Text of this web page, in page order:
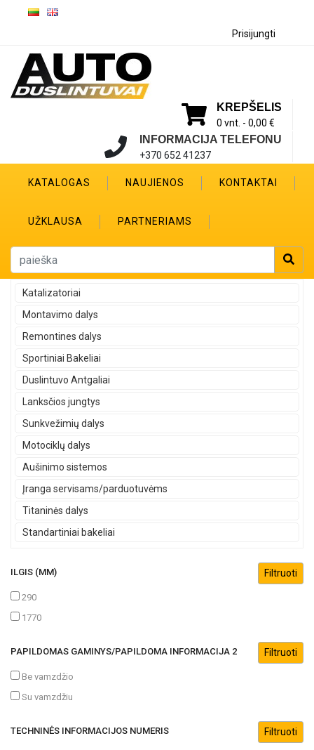
Prisijungti
KREPŠELIS
0 vnt. - 0,00 €
INFORMACIJA TELEFONU
+370 652 41237
KATALOGAS NAUJIENOS KONTAKTAI
UŽKLAUSA PARTNERIAMS
Katalizatoriai
Montavimo dalys
Remontines dalys
Sportiniai Bakeliai
Duslintuvo Antgaliai
Lanksčios jungtys
Sunkvežimių dalys
Motociklų dalys
Aušinimo sistemos
Įranga servisams/parduotuvėms
Titaninės dalys
Standartiniai bakeliai
ILGIS (MM)
290
1770
PAPILDOMAS GAMINYS/PAPILDOMA INFORMACIJA 2
Be vamzdžio
Su vamzdžiu
TECHNINĖS INFORMACIJOS NUMERIS